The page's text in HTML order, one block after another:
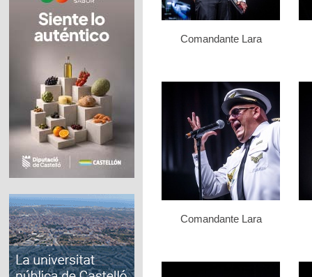
Comandante Lara
Comandante Lara